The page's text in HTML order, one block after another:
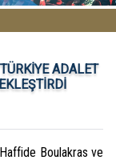
ADALET
Haffide Boulakras ve